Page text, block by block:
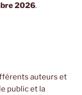
2026.
auteurs et
public et la